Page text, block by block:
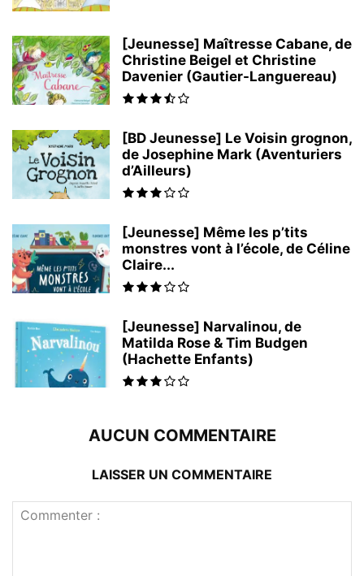
[Jeunesse] Maîtresse Cabane, de
Christine Beigel et Christine
Davenier (Gautier-Languereau)
[BD Jeunesse] Le Voisin grognon,
de Josephine Mark (Aventuriers
d’Ailleurs)
[Jeunesse] Même les p’tits
monstres vont à l’école, de Céline
Claire...
[Jeunesse] Narvalinou, de
Matilda Rose & Tim Budgen
(Hachette Enfants)
AUCUN COMMENTAIRE
LAISSER UN COMMENTAIRE